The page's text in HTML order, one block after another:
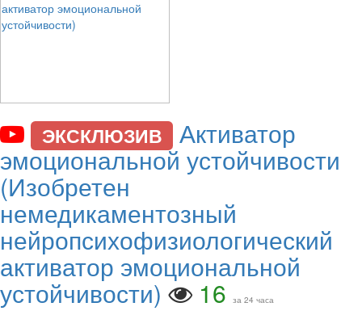
ЭКСКЛЮЗИВ Активатор
эмоциональной устойчивости
(Изобретен
немедикаментозный
нейропсихофизиологический
активатор эмоциональной
устойчивости) 16 за 24 часа